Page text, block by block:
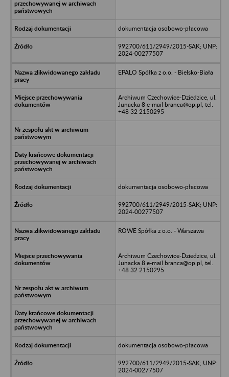
dokumentacja osobowo-płacowa
992700/611/2949/2015-SAK; UNP:
2024-00277507
EPALO Spółka z o.o. - Bielsko-Biała
Archiwum Czechowice-Dziedzice, ul.
Junacka 8 e-mail branca@op.pl, tel.
+48 32 2150295
dokumentacja osobowo-płacowa
992700/611/2949/2015-SAK; UNP:
2024-00277507
ROWE Spółka z o.o. - Warszawa
Archiwum Czechowice-Dziedzice, ul.
Junacka 8 e-mail branca@op.pl, tel.
+48 32 2150295
dokumentacja osobowo-płacowa
992700/611/2949/2015-SAK; UNP:
2024-00277507